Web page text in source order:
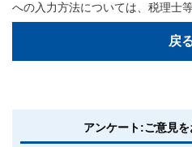
への入力方法については、税理士
戻
アンケート:ご意見